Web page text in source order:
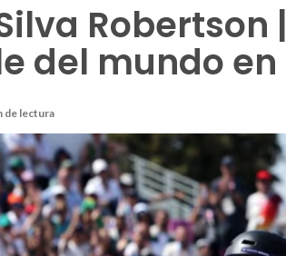
del mundo en
de lectura